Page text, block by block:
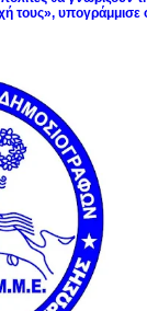
τους», υπογράμμισε